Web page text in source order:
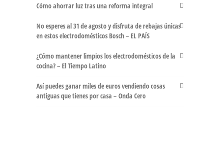
Cómo ahorrar luz tras una reforma integral
No esperes al 31 de agosto y disfruta de rebajas únicas
en estos electrodomésticos Bosch – EL PAÍS
¿Cómo mantener limpios los electrodomésticos de la
cocina? – El Tiempo Latino
Así puedes ganar miles de euros vendiendo cosas
antiguas que tienes por casa – Onda Cero